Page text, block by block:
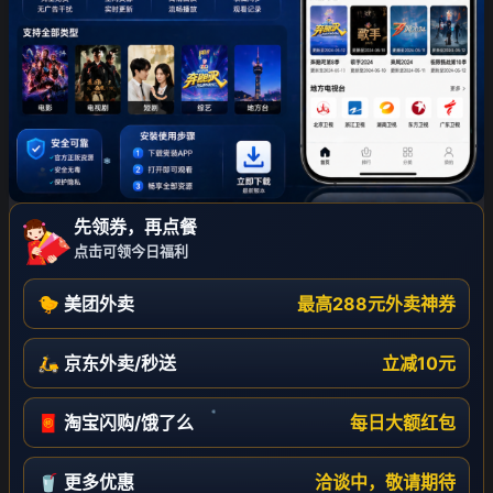
先领券，再点餐
点击可领今日福利
🐤 美团外卖 最高288元外卖神券
🛵 京东外卖/秒送 立减10元
🧧 淘宝闪购/饿了么 每日大额红包
🥤 更多优惠 洽谈中，敬请期待
❄